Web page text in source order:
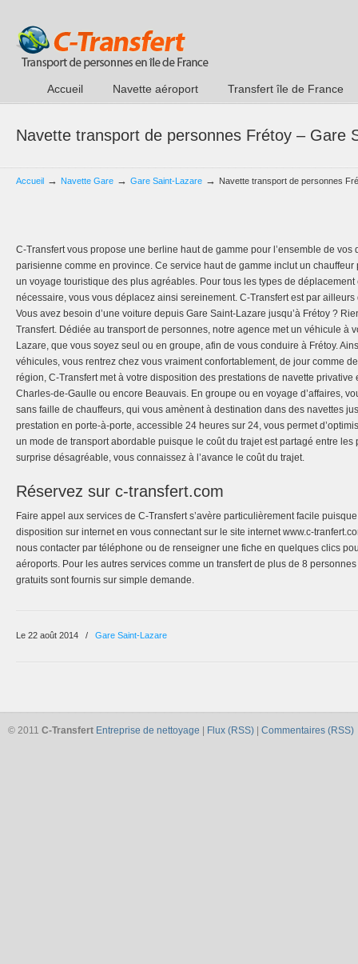
Accueil Navette aéroport Transfert île de France
Navette transport de personnes Frétoy – Gare
Accueil → Navette Gare → Gare Saint-Lazare → Navette transport de personnes
C-Transfert vous propose une berline haut de gamme pour l’ensemble de
parisienne comme en province. Ce service haut de gamme inclut un
un voyage touristique des plus agréables. Pour tous les types de
nécessaire, vous vous déplacez ainsi sereinement. C-Transfert est par
Vous avez besoin d’une voiture depuis Gare Saint-Lazare jusqu’à Frétoy ?
Transfert. Dédiée au transport de personnes, notre agence met un véhicule à
Lazare, que vous soyez seul ou en groupe, afin de vous conduire à Frétoy.
véhicules, vous rentrez chez vous vraiment confortablement, de jour comme
région, C-Transfert met à votre disposition des prestations de navette privative
Charles-de-Gaulle ou encore Beauvais. En groupe ou en voyage d’affaires,
sans faille de chauffeurs, qui vous amènent à destination dans des navettes
prestation en porte-à-porte, accessible 24 heures sur 24, vous permet
un mode de transport abordable puisque le coût du trajet est partagé entre les
surprise désagréable, vous connaissez à l’avance le coût du trajet.
Réservez sur c-transfert.com
Faire appel aux services de C-Transfert s’avère particulièrement facile
disposition sur internet en vous connectant sur le site internet www.c-
nous contacter par téléphone ou de renseigner une fiche en quelques clics
aéroports. Pour les autres services comme un transfert de plus de 8
gratuits sont fournis sur simple demande.
Le 22 août 2014 / Gare Saint-Lazare
© 2011 C-Transfert Entreprise de nettoyage Flux (RSS) Commentaires (RSS)